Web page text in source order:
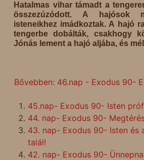
Hatalmas vihar támadt a
összezúzódott. A hajósok
isteneikhez imádkoztak. A hajó
tengerbe dobálták, csakhogy
Jónás lement a hajó aljába, és
Bővebben: 46.nap - Exodus 90-
45.nap- Exodus 90- Isten
44. nap- Exodus 90-
43. nap- Exodus 90- Isten és
talál!
42. nap- Exodus 90-